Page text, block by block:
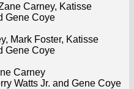
Carney, Katisse
Gene Coye
Mark Foster, Katisse
Gene Coye
Carney
Watts Jr. and Gene Coye